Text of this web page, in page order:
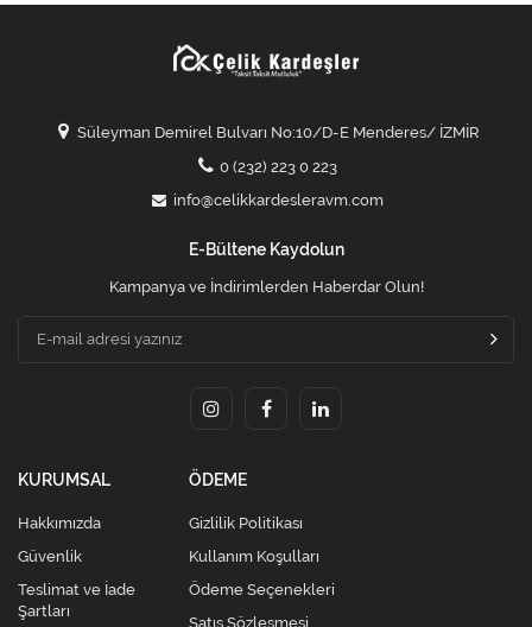
Süleyman Demirel Bulvarı No:10/D-E Menderes/ İZMİR
0 (232) 223 0 223
info@celikkardesleravm.com
E-Bültene Kaydolun
Kampanya ve İndirimlerden Haberdar Olun!
KURUMSAL
Hakkımızda
Güvenlik
Teslimat ve İade
Şartları
ÖDEME
Gizlilik Politikası
Kullanım Koşulları
Ödeme Seçenekleri
Satış Sözleşmesi